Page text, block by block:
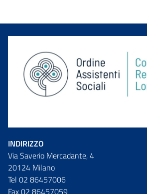
INDIRIZZO
Via Saverio Mercadante, 4
20124 Milano
Tel 02 86457006
Fax 02 86457059